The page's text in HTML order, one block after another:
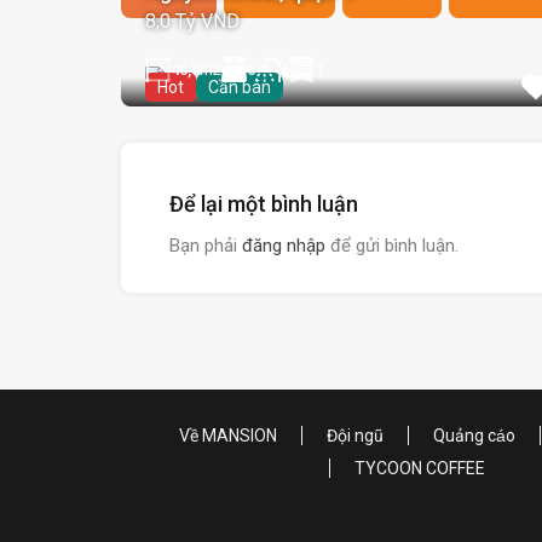
Hot Cần bán
8,0 Tỷ VND
46,8 m2 6
Để lại một bình luận
Bạn phải đăng nhập để gửi bình luận.
Về MANSION Đội ngũ Quảng cáo
TYCOON COFFEE